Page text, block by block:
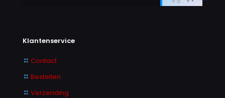
Klantenservice
Contact
Bestellen
Verzending